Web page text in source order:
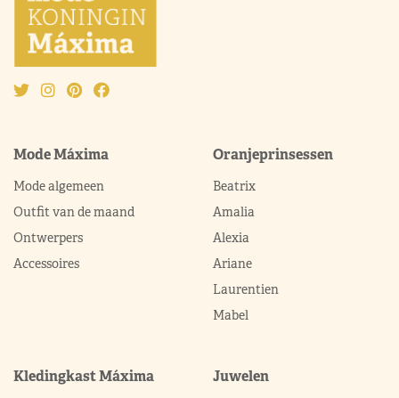
Mode Máxima
Mode algemeen
Outfit van de maand
Ontwerpers
Accessoires
Oranjeprinsessen
Beatrix
Amalia
Alexia
Ariane
Laurentien
Mabel
Kledingkast Máxima Juwelen